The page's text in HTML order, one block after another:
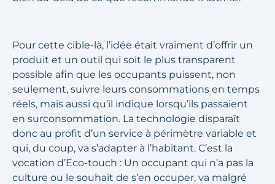
Pour cette cible-là, l’idée était vraiment d’offrir un
produit et un outil qui soit le plus transparent
possible afin que les occupants puissent, non
seulement, suivre leurs consommations en temps
réels, mais aussi qu’il indique lorsqu’ils passaient
en surconsommation. La technologie disparaît
donc au profit d’un service à périmètre variable et
qui, du coup, va s’adapter à l’habitant. C’est la
vocation d’Eco-touch : Un occupant qui n’a pas la
culture ou le souhait de s’en occuper, va malgré